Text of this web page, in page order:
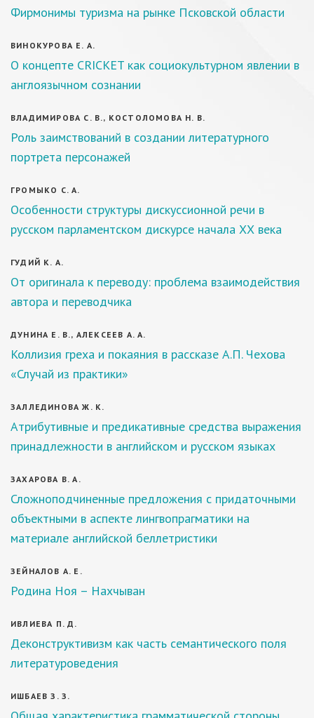
Фирмонимы туризма на рынке Псковской области
ВИНОКУРОВА Е. А.
О концепте CRICKET как социокультурном явлении в
англоязычном сознании
ВЛАДИМИРОВА С. В., КОСТОЛОМОВА Н. В.
Роль заимствований в создании литературного
портрета персонажей
ГРОМЫКО С. А.
Особенности структуры дискуссионной речи в
русском парламентском дискурсе начала ХХ века
ГУДИЙ К. А.
От оригинала к переводу: проблема взаимодействия
автора и переводчика
ДУНИНА Е. В., АЛЕКСЕЕВ А. А.
Коллизия греха и покаяния в рассказе А.П. Чехова
«Случай из практики»
ЗАЛЛЕДИНОВА Ж. К.
Атрибутивные и предикативные средства выражения
принадлежности в английском и русском языках
ЗАХАРОВА В. А.
Сложноподчиненные предложения с придаточными
объектными в аспекте лингвопрагматики на
материале английской беллетристики
ЗЕЙНАЛОВ А. Е.
Родина Ноя – Нахчыван
ИВЛИЕВА П. Д.
Деконструктивизм как часть семантического поля
литературоведения
ИШБАЕВ З. З.